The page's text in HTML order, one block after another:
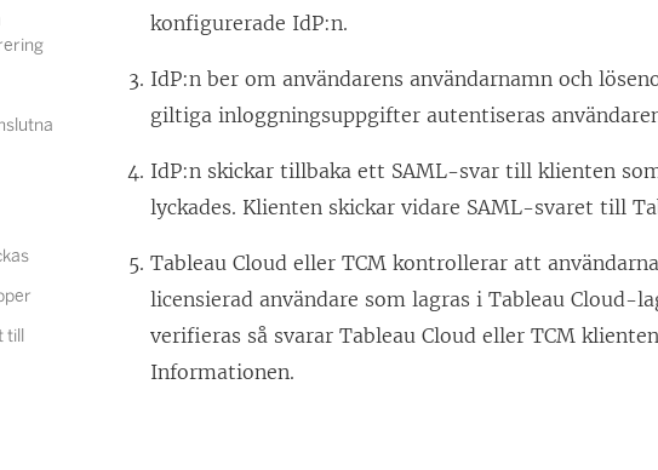
konfigurerade IdP:n.
IdP:n ber om användarens användarnamn och
giltiga inloggningsuppgifter autentiseras
IdP:n skickar tillbaka ett SAML-svar till klienten
lyckades. Klienten skickar vidare SAML-svaret till
Tableau Cloud eller TCMkontrollerar att
licensierad användare som lagras iTableau Cloud-
verifieras så svararTableau Cloud eller TCM
Informationen.